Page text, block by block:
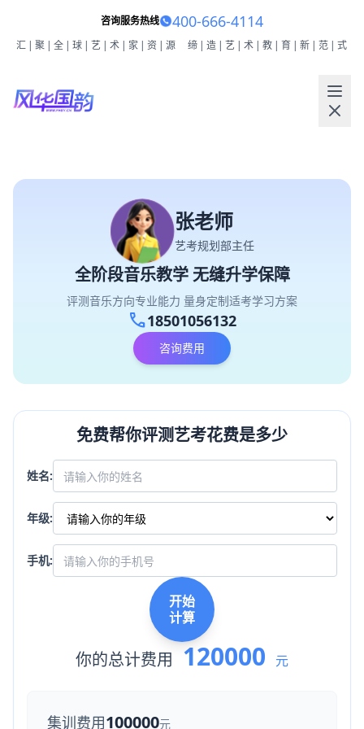
咨询服务热线 400-666-4114
汇|聚|全|球|艺|术|家|资|源 缔|造|艺|术|教|育|新|范|式
张老师
艺考规划部主任
全阶段音乐教学 无缝升学保障
评测音乐方向专业能力 量身定制适考学习方案
call18501056132
咨询费用
免费帮你评测艺考花费是多少
姓名:
年级:
手机:
开始
计算
你的总计费用 120000 元
集训费用100000元